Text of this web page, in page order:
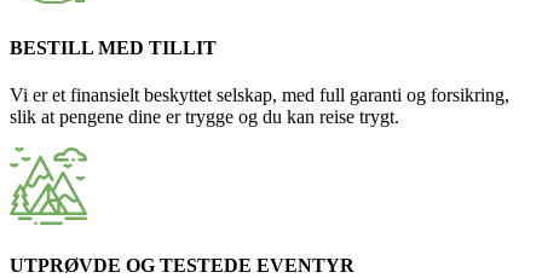
BESTILL MED TILLIT
Vi er et finansielt beskyttet selskap, med full garanti og forsikring,
slik at pengene dine er trygge og du kan reise trygt.
UTPRØVDE OG TESTEDE EVENTYR